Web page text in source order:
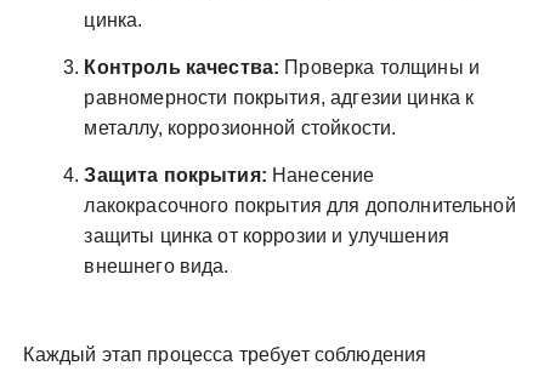
цинка.
Контроль качества: Проверка толщины и
равномерности покрытия, адгезии цинка к
металлу, коррозионной стойкости.
Защита покрытия: Нанесение
лакокрасочного покрытия для дополнительной
защиты цинка от коррозии и улучшения
внешнего вида.
Каждый этап процесса требует соблюдения